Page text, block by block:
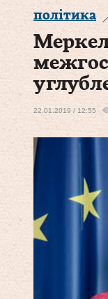
політика
22.01.2019 / 12:55